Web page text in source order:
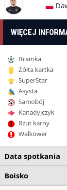
WIĘCEJ
Bramka
Żółta kartka
SuperStar
Asysta
Samobój
Kanadyjczyk
Rzut karny
Walkower
Data spotkania
Boisko